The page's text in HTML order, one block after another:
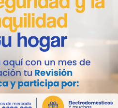
Llanogas anuncia
temporal del suministro
y El Castillo
Llanogas S.A. E.S.P. BIC
en general y sus usuarios en los